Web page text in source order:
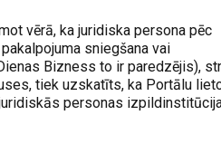
vērā, ka juridiska persona pēc
sniegšana vai
Bizness to ir paredzējis),
tiek uzskatīts, ka Portālu
personas